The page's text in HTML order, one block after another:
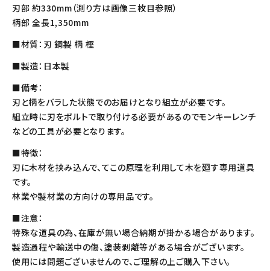
刃部 約330mm（測り方は画像三枚目参照）
柄部 全長1,350mm
■材質：刃 鋼製 柄 樫
■製造：日本製
■備考：
刃と柄をバラした状態でのお届けとなり組立が必要です。
組立時に刃をボルトで取り付ける必要があるのでモンキーレンチ
などの工具が必要となります。
■特徴：
刃に木材を挟み込んで、てこの原理を利用して木を廻す専用道具
です。
林業や製材業の方向けの専用品です。
■注意：
特殊な道具の為、在庫が無い場合納期が掛かる場合があります。
製造過程や輸送中の傷、塗装剥離等がある場合がございます。
使用には問題ございませんので、ご理解の上ご購入下さい。